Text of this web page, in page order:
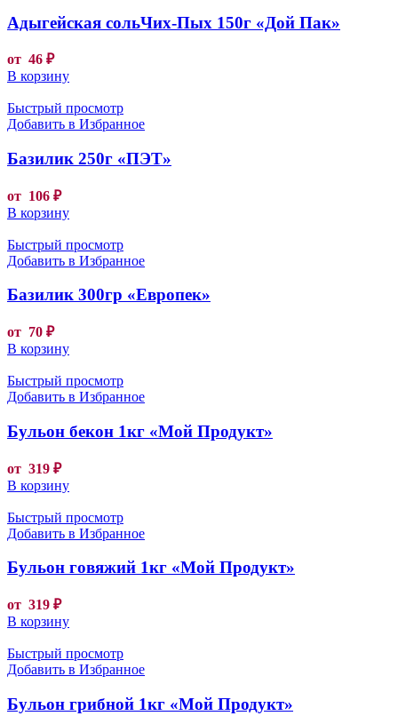
Адыгейская сольЧих-Пых 150г «Дой Пак»
от 46 ₽
В корзину
Быстрый просмотр
Добавить в Избранное
Базилик 250г «ПЭТ»
от 106 ₽
В корзину
Быстрый просмотр
Добавить в Избранное
Базилик 300гр «Европек»
от 70 ₽
В корзину
Быстрый просмотр
Добавить в Избранное
Бульон бекон 1кг «Мой Продукт»
от 319 ₽
В корзину
Быстрый просмотр
Добавить в Избранное
Бульон говяжий 1кг «Мой Продукт»
от 319 ₽
В корзину
Быстрый просмотр
Добавить в Избранное
Бульон грибной 1кг «Мой Продукт»